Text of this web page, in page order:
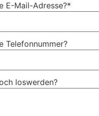
E-Mail-Adresse?*
Telefonnummer?
loswerden?